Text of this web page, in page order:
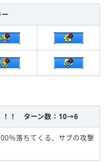
！！ ターン数：10→6
％落ちてくる、サブの攻撃